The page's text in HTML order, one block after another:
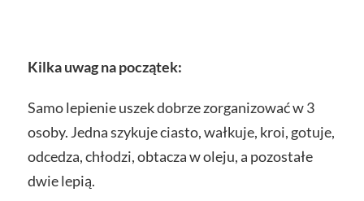
Kilka uwag na początek:
Samo lepienie uszek dobrze zorganizować w 3
osoby. Jedna szykuje ciasto, wałkuje, kroi, gotuje,
odcedza, chłodzi, obtacza w oleju, a pozostałe
dwie lepią.